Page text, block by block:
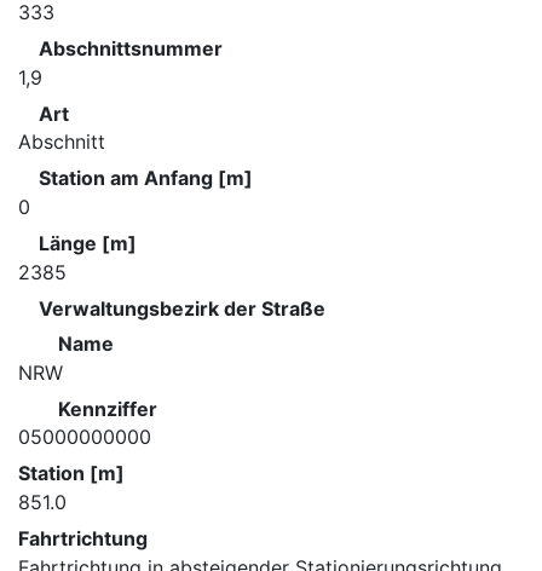
333
Abschnittsnummer
1,9
Art
Abschnitt
Station am Anfang [m]
0
Länge [m]
2385
Verwaltungsbezirk der Straße
Name
NRW
Kennziffer
05000000000
Station [m]
851.0
Fahrtrichtung